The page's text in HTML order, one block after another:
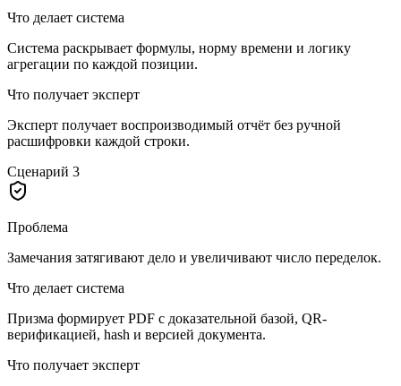
Что делает система
Система раскрывает формулы, норму времени и логику
агрегации по каждой позиции.
Что получает эксперт
Эксперт получает воспроизводимый отчёт без ручной
расшифровки каждой строки.
Сценарий 3
Проблема
Замечания затягивают дело и увеличивают число переделок.
Что делает система
Призма формирует PDF с доказательной базой, QR-
верификацией, hash и версией документа.
Что получает эксперт